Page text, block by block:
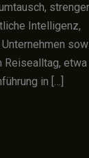
Intelligenz,
in […]